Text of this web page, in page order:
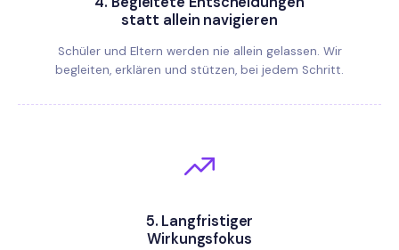
statt allein navigieren
Schüler und Eltern werden nie allein gelassen. Wir
begleiten, erklären und stützen, bei jedem Schritt.
5. Langfristiger
Wirkungsfokus